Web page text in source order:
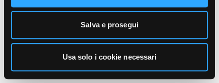
Salva e prosegui
Usa solo i cookie necessari